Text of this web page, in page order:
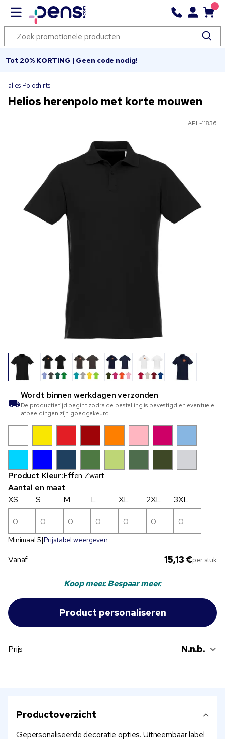
Tot 20% KORTING | Geen code nodig!
alles Poloshirts
Helios herenpolo met korte mouwen
APL-11836
Wordt binnen werkdagen verzonden
De productietijd begint zodra de bestelling is bevestigd en eventuele
afbeeldingen zijn goedgekeurd
Product Kleur:Effen Zwart
Aantal en maat
XS
S M L XL 2XL 3XL
Minimaal 5 Prijstabel weergeven
Vanaf 15,13 €per stuk
Koop meer. Bespaar meer.
Prijs N.n.b.
Productoverzicht
Gepersonaliseerde decoratie opties. Uitneembaar label